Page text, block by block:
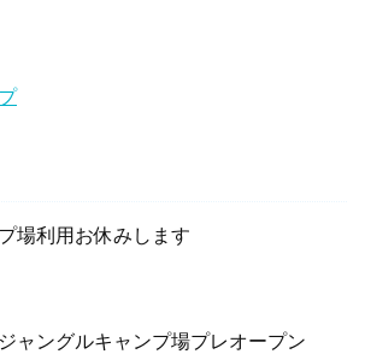
場利用お休みします
ャングルキャンプ場プレオープン